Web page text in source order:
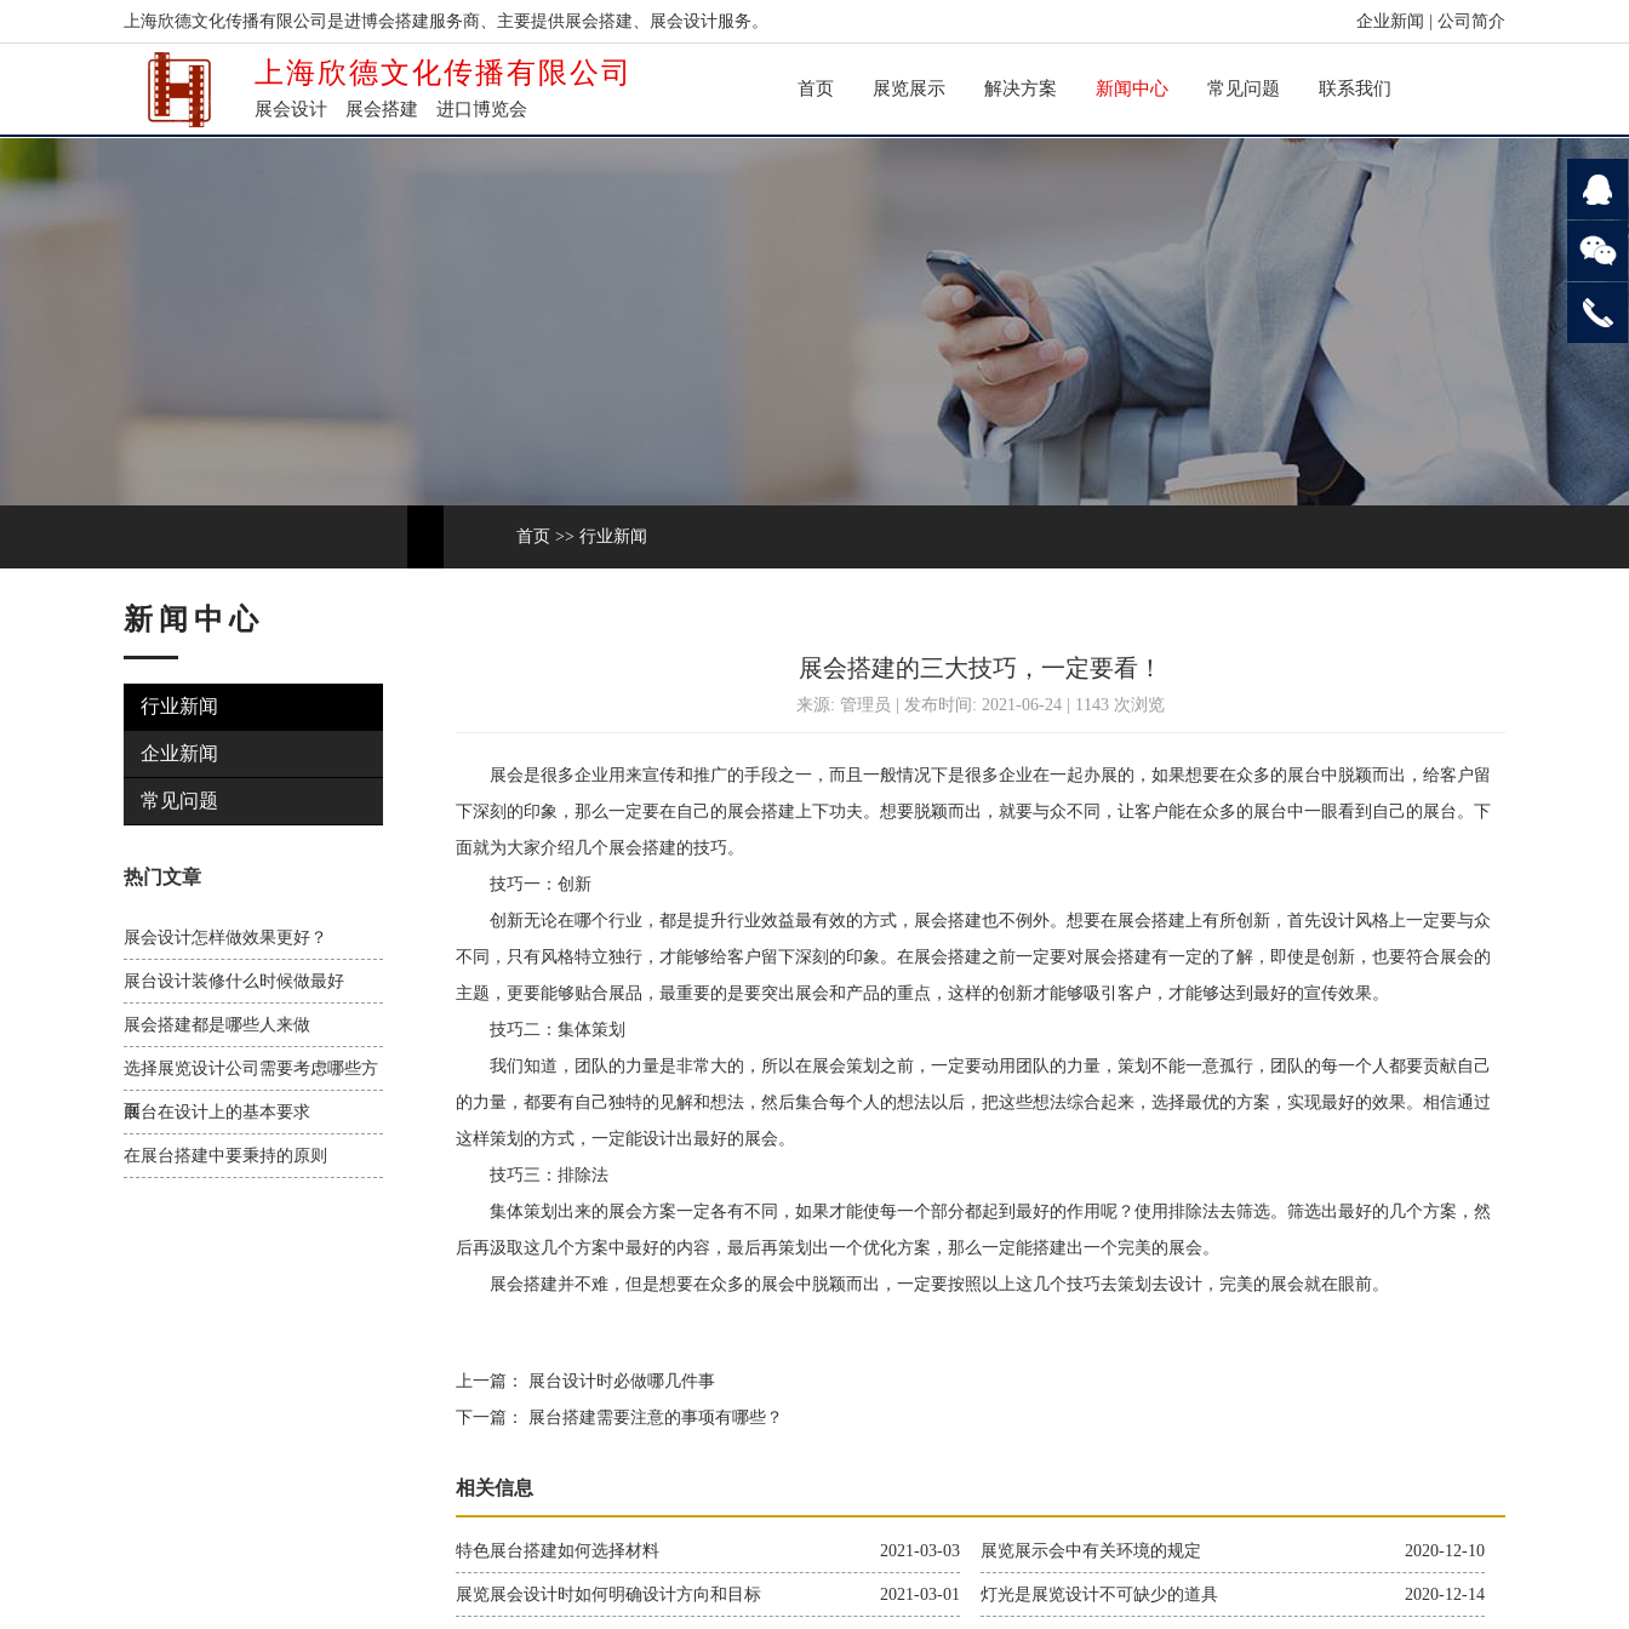
企业新闻 公司简介
上海欣德文化传播有限公司是进博会搭建服务商、主要提供展会搭建、展会设计服务。
上海欣德文化传播有限公司
展会设计 展会搭建 进口博览会
首页 展览展示 解决方案 新闻中心 常见问题 联系我们
首页 >> 行业新闻
新闻中心
行业新闻
企业新闻
常见问题
热门文章
展会设计怎样做效果更好？
展台设计装修什么时候做最好
展会搭建都是哪些人来做
选择展览设计公司需要考虑哪些方
面
展台在设计上的基本要求
在展台搭建中要秉持的原则
展会搭建的三大技巧，一定要看！
来源: 管理员 | 发布时间: 2021-06-24 | 1143 次浏览
展会是很多企业用来宣传和推广的手段之一，而且一般情况下是很多企业在一起办展的，如果想要在众多的展台中脱颖而出，给客户留
下深刻的印象，那么一定要在自己的展会搭建上下功夫。想要脱颖而出，就要与众不同，让客户能在众多的展台中一眼看到自己的展台。下
面就为大家介绍几个展会搭建的技巧。
技巧一：创新
创新无论在哪个行业，都是提升行业效益最有效的方式，展会搭建也不例外。想要在展会搭建上有所创新，首先设计风格上一定要与众
不同，只有风格特立独行，才能够给客户留下深刻的印象。在展会搭建之前一定要对展会搭建有一定的了解，即使是创新，也要符合展会的
主题，更要能够贴合展品，最重要的是要突出展会和产品的重点，这样的创新才能够吸引客户，才能够达到最好的宣传效果。
技巧二：集体策划
我们知道，团队的力量是非常大的，所以在展会策划之前，一定要动用团队的力量，策划不能一意孤行，团队的每一个人都要贡献自己
的力量，都要有自己独特的见解和想法，然后集合每个人的想法以后，把这些想法综合起来，选择最优的方案，实现最好的效果。相信通过
这样策划的方式，一定能设计出最好的展会。
技巧三：排除法
集体策划出来的展会方案一定各有不同，如果才能使每一个部分都起到最好的作用呢？使用排除法去筛选。筛选出最好的几个方案，然
后再汲取这几个方案中最好的内容，最后再策划出一个优化方案，那么一定能搭建出一个完美的展会。
展会搭建并不难，但是想要在众多的展会中脱颖而出，一定要按照以上这几个技巧去策划去设计，完美的展会就在眼前。
上一篇：
展台设计时必做哪几件事
下一篇：
展台搭建需要注意的事项有哪些？
相关信息
2021-03-03
特色展台搭建如何选择材料 2020-12-10
展览展示会中有关环境的规定
2021-03-01
展览展会设计时如何明确设计方向和目标 2020-12-14
灯光是展览设计不可缺少的道具